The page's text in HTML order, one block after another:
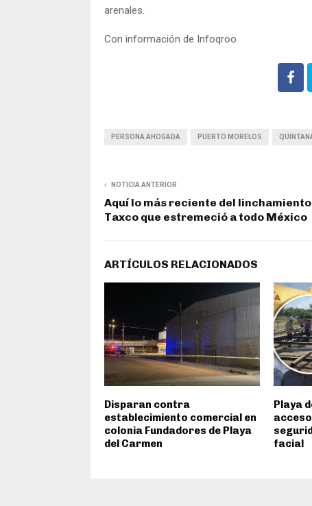
arenales.
Con información de Infoqroo
PERSONA AHOGADA PUERTO MORELOS
NOTICIA ANTERIOR
Aquí lo más reciente del linchamiento
Taxco que estremeció a todo México
ARTÍCULOS RELACIONADOS
Disparan contra
establecimiento comercial en
colonia Fundadores de Playa
del Carmen
Playa
facial